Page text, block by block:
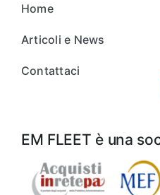
Home
Articoli e News
Contattaci
EM FLEET è una